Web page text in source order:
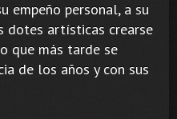
empeño personal, a su
dotes artísticas crearse
que más tarde se
de los años y con sus